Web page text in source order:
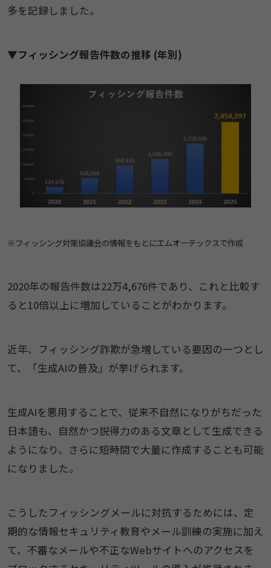
多を記録しました。
▼フィッシング報告件数の推移 (年別)
※フィッシング対策協議会の情報をもとにエムオーテックスで作成
2020年の報告件数は22万4,676件であり、これと比較す
ると10倍以上に増加していることがわかります。
近年、フィッシング詐欺が急増している要因の一つとし
て、「生成AIの普及」が挙げられます。
生成AIを悪用することで、従来不自然になりがちだった
日本語も、自然かつ説得力のある文章として生成できる
ようになり、さらに短時間で大量に作成することも可能
になりました。
こうしたフィッシングメールに対抗するためには、定
期的な情報セキュリティ教育やメール訓練の実施に加え
て、不審なメールや不正なWebサイトへのアクセスを